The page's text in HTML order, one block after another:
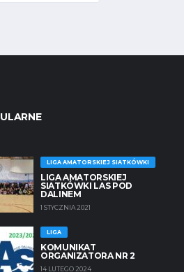
LIGA AMATORSKIEJ SIATKÓWKI
LIGA AMATORSKIEJ
SIATKÓWKI LAS POD
DALINEM
1 STYCZNIA 2021
LIGA
KOMUNIKAT
ORGANIZATORA NR 2
14 LUTEGO 2024